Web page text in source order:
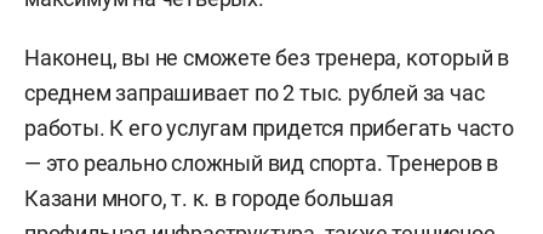
Наконец, вы не сможете без тренера, который в
среднем запрашивает по 2 тыс. рублей за час
работы. К его услугам придется прибегать часто
— это реально сложный вид спорта. Тренеров в
Казани много, т. к. в городе большая